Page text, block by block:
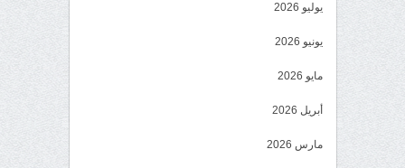
يوليو 2026
يونيو 2026
مايو 2026
أبريل 2026
مارس 2026